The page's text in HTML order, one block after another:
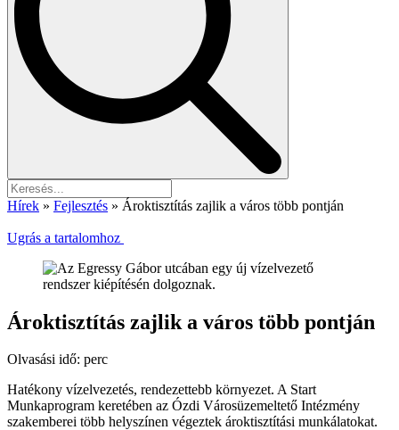
Hírek » Fejlesztés » Ároktisztítás zajlik a város több pontján
Ugrás a tartalomhoz
Ároktisztítás zajlik a város több pontján
Olvasási idő: perc
Hatékony vízelvezetés, rendezettebb környezet. A Start
Munkaprogram keretében az Ózdi Városüzemeltető Intézmény
szakemberei több helyszínen végeztek ároktisztítási munkálatokat.